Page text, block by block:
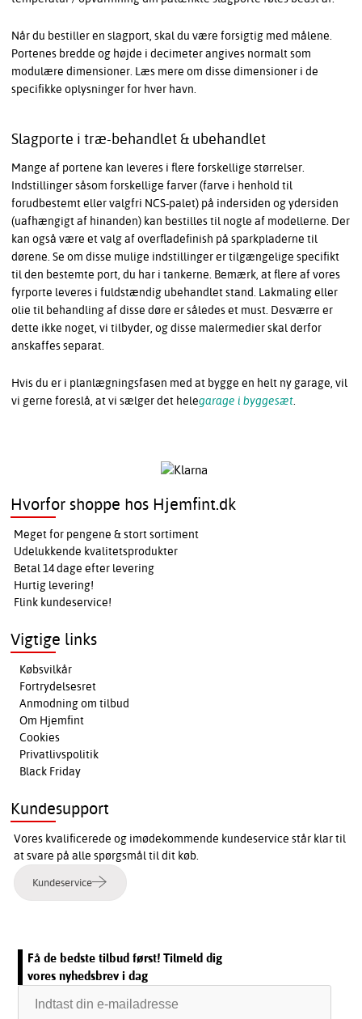
Når du bestiller en slagport, skal du være forsigtig med målene.
Portenes bredde og højde i decimeter angives normalt som
modulære dimensioner. Læs mere om disse dimensioner i de
specifikke oplysninger for hver havn.
Slagporte i træ-behandlet & ubehandlet
Mange af portene kan leveres i flere forskellige størrelser.
Indstillinger såsom forskellige farver (farve i henhold til
forudbestemt eller valgfri NCS-palet) på indersiden og ydersiden
(uafhængigt af hinanden) kan bestilles til nogle af modellerne. Der
kan også være et valg af overfladefinish på sparkpladerne til
dørene. Se om disse mulige indstillinger er tilgængelige specifikt
til den bestemte port, du har i tankerne. Bemærk, at flere af vores
fyrporte leveres i fuldstændig ubehandlet stand. Lakmaling eller
olie til behandling af disse døre er således et must. Desværre er
dette ikke noget, vi tilbyder, og disse malermedier skal derfor
anskaffes separat.
Hvis du er i planlægningsfasen med at bygge en helt ny garage, vil
vi gerne foreslå, at vi sælger det helegarage i byggesæt
Hvorfor shoppe hos Hjemfint.dk
Meget for pengene & stort sortiment
Udelukkende kvalitetsprodukter
Betal 14 dage efter levering
Hurtig levering!
Flink kundeservice!
Vigtige links
Købsvilkår
Fortrydelsesret
Anmodning om tilbud
Om Hjemfint
Cookies
Privatlivspolitik
Black Friday
Kundesupport
Vores kvalificerede og imødekommende kundeservice står klar til
at svare på alle spørgsmål til dit køb.
Kundeservice
Få de bedste tilbud først! Tilmeld dig
vores nyhedsbrev i dag